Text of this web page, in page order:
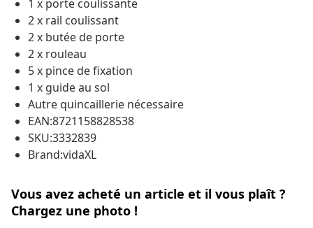
1 x porte coulissante
2 x rail coulissant
2 x butée de porte
2 x rouleau
5 x pince de fixation
1 x guide au sol
Autre quincaillerie nécessaire
EAN:8721158828538
SKU:3332839
Brand:vidaXL
Vous avez acheté un article et il vous plaît ?
Chargez une photo !